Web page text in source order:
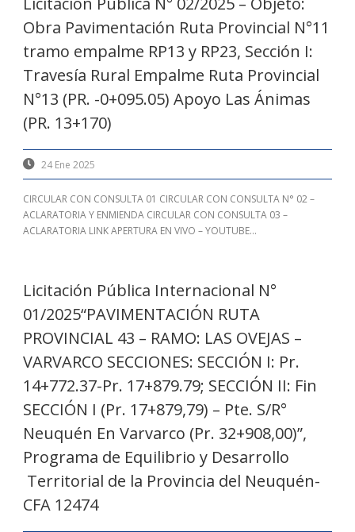
Obra Pavimentación Ruta Provincial N°11
tramo empalme RP13 y RP23, Sección I:
Travesía Rural Empalme Ruta Provincial
N°13 (PR. -0+095.05) Apoyo Las Ánimas
(PR. 13+170)
24 Ene 2025
CIRCULAR CON CONSULTA 01 CIRCULAR CON CONSULTA N° 02 –
ACLARATORIA Y ENMIENDA CIRCULAR CON CONSULTA 03 –
ACLARATORIA LINK APERTURA EN VIVO – YOUTUBE...
Licitación Pública Internacional N°
01/2025“PAVIMENTACIÓN RUTA
PROVINCIAL 43 – RAMO: LAS OVEJAS –
VARVARCO SECCIONES: SECCIÓN I: Pr.
14+772.37-Pr. 17+879.79; SECCIÓN II: Fin
SECCIÓN I (Pr. 17+879,79) – Pte. S/R°
Neuquén En Varvarco (Pr. 32+908,00)”,
Programa de Equilibrio y Desarrollo
Territorial de la Provincia del Neuquén-
CFA 12474